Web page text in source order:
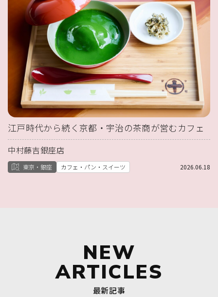
江戸時代から続く京都・宇治の茶商が営むカフェ
中村藤吉銀座店
東京・銀座 カフェ・パン・スイーツ 2026.06.18
NEW
ARTICLES
最新記事